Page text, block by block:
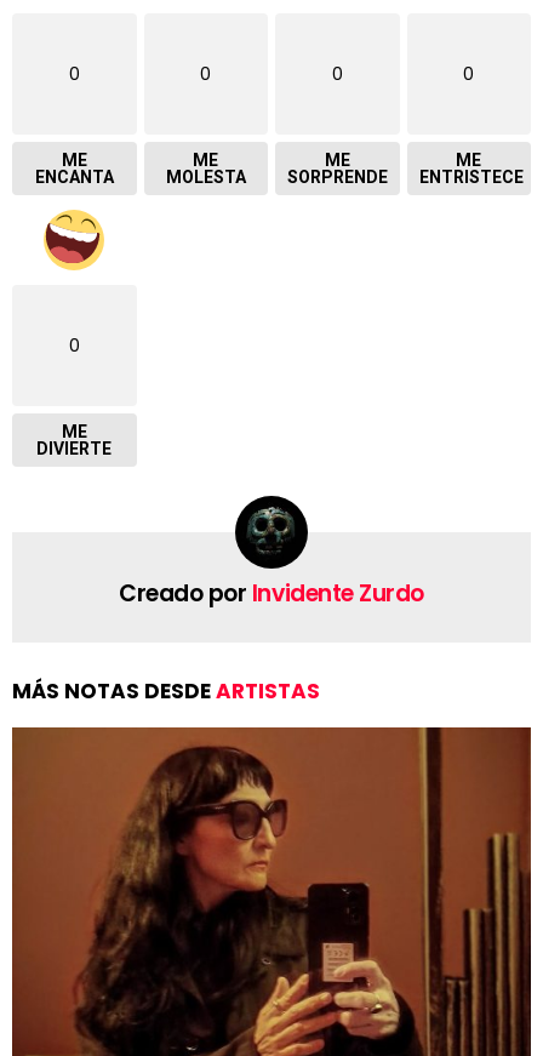
0
ME
ENCANTA
0
ME
MOLESTA
0
ME
SORPRENDE
0
ME
ENTRISTECE
0
ME
DIVIERTE
Creado por Invidente Zurdo
MÁS NOTAS DESDEARTISTAS